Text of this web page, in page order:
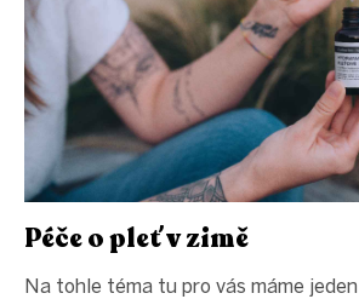
Péče o pleť v zimě
Na tohle téma tu pro vás máme jeden